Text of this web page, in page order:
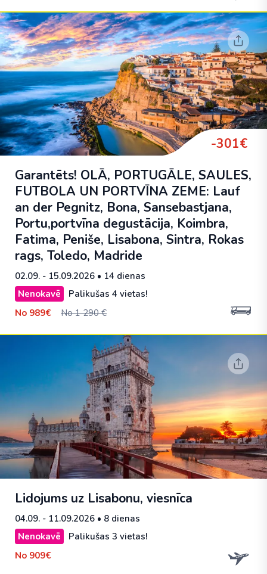
-301€
Garantēts! OLĀ, PORTUGĀLE, SAULES,
FUTBOLA UN PORTVĪNA ZEME: Lauf
an der Pegnitz, Bona, Sansebastjana,
Portu,portvīna degustācija, Koimbra,
Fatima, Peniše, Lisabona, Sintra, Rokas
rags, Toledo, Madride
02.09. - 15.09.2026 • 14 dienas
Nenokavē
Palikušas 4 vietas!
No 989€ No 1 290 €
Lidojums uz Lisabonu, viesnīca
04.09. - 11.09.2026 • 8 dienas
Nenokavē
Palikušas 3 vietas!
No 909€